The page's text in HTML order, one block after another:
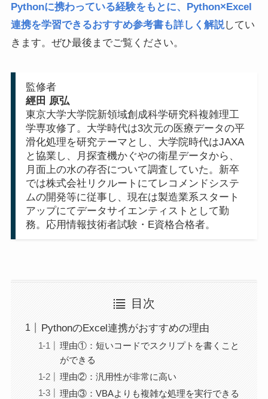
Pythonに携わっている経験をもとに、Python×Excel
連携を学習できるおすすめ参考書も詳しく解説してい
きます。ぜひ最後までご覧ください。
監修者
經田 原弘
東京大学大学院新領域創成科学研究科複雑理工
学専攻修了。大学時代は3次元の医療データの平
滑化処理を研究テーマとし、大学院時代はJAXA
と協業し、月探査機かぐやの衛星データから、
月面上の水の存否について調査していた。新卒
では株式会社リクルートにてレコメンドシステ
ムの開発等に従事し、現在は製造業系スタート
アップにてデータサイエンティストとして勤
務。応用情報技術者試験・E資格合格者。
目次
PythonのExcel連携がおすすめの理由
理由①：短いコードでスクリプトを書くこと
ができる
理由②：汎用性が非常に高い
理由③：VBAよりも複雑な処理を実行できる